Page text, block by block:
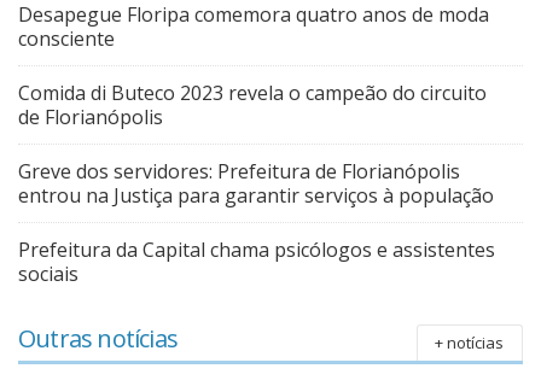
Desapegue Floripa comemora quatro anos de moda
consciente
Comida di Buteco 2023 revela o campeão do circuito
de Florianópolis
Greve dos servidores: Prefeitura de Florianópolis
entrou na Justiça para garantir serviços à população
Prefeitura da Capital chama psicólogos e assistentes
sociais
Outras notícias + notícias